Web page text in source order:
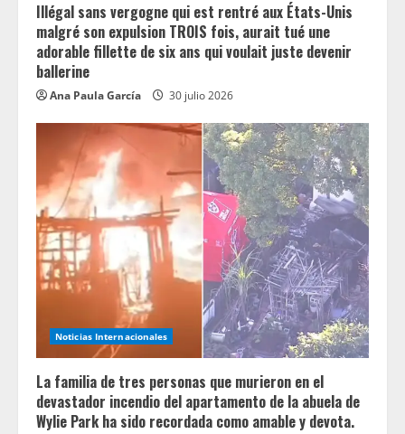
Illégal sans vergogne qui est rentré aux États-Unis
malgré son expulsion TROIS fois, aurait tué une
adorable fillette de six ans qui voulait juste devenir
ballerine
Ana Paula García 30 julio 2026
Noticias Internacionales
La familia de tres personas que murieron en el
devastador incendio del apartamento de la abuela de
Wylie Park ha sido recordada como amable y devota.